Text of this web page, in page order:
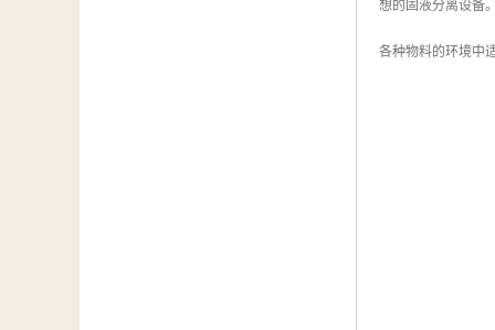
想的固液分离设备
各种物料的环境中